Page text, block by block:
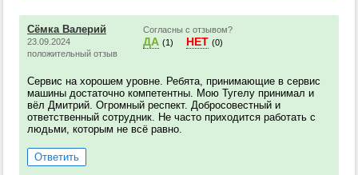
Сёмка Валерий
23.09.2024
положительный отзыв
Согласны с отзывом?
ДА (1) НЕТ (0)
Сервис на хорошем уровне. Ребята, принимающие в сервис
машины достаточно компетентны. Мою Тугелу принимал и
вёл Дмитрий. Огромный респект. Добросовестный и
ответственный сотрудник. Не часто приходится работать с
людьми, которым не всё равно.
Ответить